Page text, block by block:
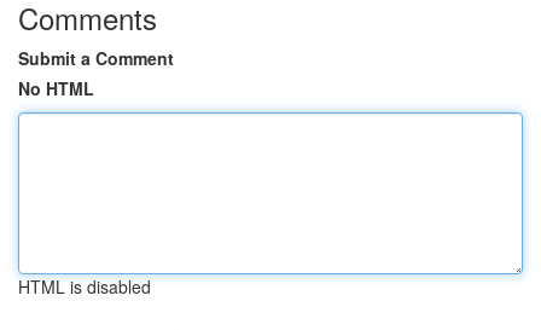
Comments
Submit a Comment
No HTML
HTML is disabled